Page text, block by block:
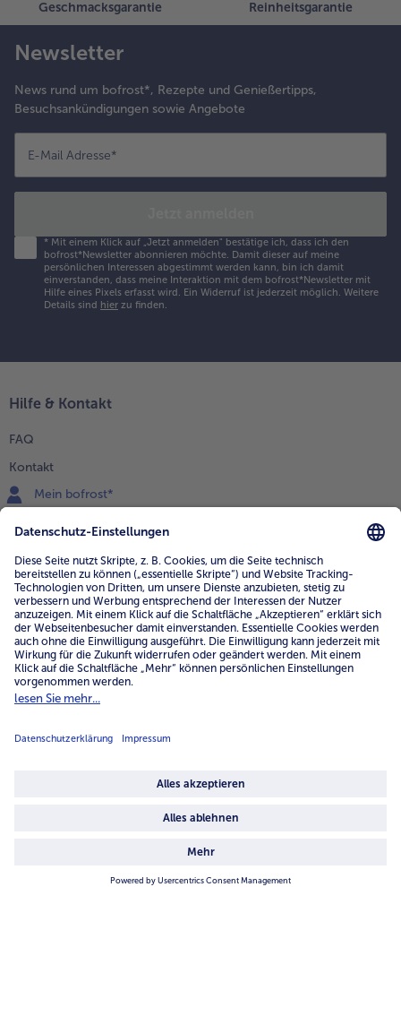
Geschmacksgarantie Reinheitsgarantie
Newsletter
News rund um bofrost*, Rezepte und Genießertipps,
Besuchsankündigungen sowie Angebote
E-Mail Adresse*
* Mit einem Klick auf „Jetzt anmelden" bestätige ich, dass ich den
bofrost*Newsletter abonnieren möchte. Damit dieser auf meine
persönlichen Interessen abgestimmt werden kann, bin ich damit
einverstanden, dass meine Interaktion mit dem bofrost*Newsletter mit
Hilfe eines Pixels erfasst wird. Ein Widerruf ist jederzeit möglich. Weitere
Details sind hier zu finden.
Hilfe & Kontakt
FAQ
Kontakt
Mein bofrost*
0800 - 000 19 18
Mo.-Fr.: 7-21 Uhr Sa: 8-16 Uhr
Service
Unternehmen
Über uns